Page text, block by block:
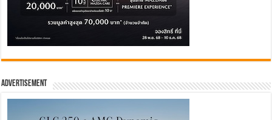
Advertisement